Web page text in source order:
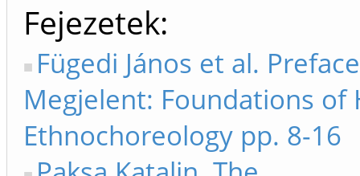
Fejezetek
Fügedi János et al.
Megjelent: Foundations of
Ethnochoreology pp. 8-16